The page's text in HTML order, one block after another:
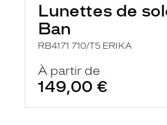
Lunettes de
Ban
RB4171 710/T5 ERIKA
À partir de
149,00 €